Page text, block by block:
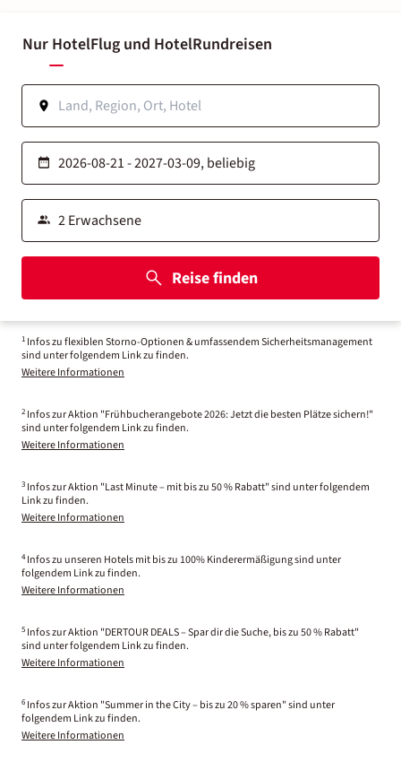
Nur HotelFlug und HotelRundreisen
Reise finden
1 Infos zu flexiblen Storno-Optionen & umfassendem Sicherheitsmanagement
sind unter folgendem Link zu finden.
Weitere Informationen
2 Infos zur Aktion "Frühbucherangebote 2026: Jetzt die besten Plätze sichern!"
sind unter folgendem Link zu finden.
Weitere Informationen
3 Infos zur Aktion "Last Minute – mit bis zu 50 % Rabatt" sind unter folgendem
Link zu finden.
Weitere Informationen
4 Infos zu unseren Hotels mit bis zu 100% Kinderermäßigung sind unter
folgendem Link zu finden.
Weitere Informationen
5 Infos zur Aktion "DERTOUR DEALS – Spar dir die Suche, bis zu 50 % Rabatt"
sind unter folgendem Link zu finden.
Weitere Informationen
6 Infos zur Aktion "Summer in the City – bis zu 20 % sparen" sind unter
folgendem Link zu finden.
Weitere Informationen